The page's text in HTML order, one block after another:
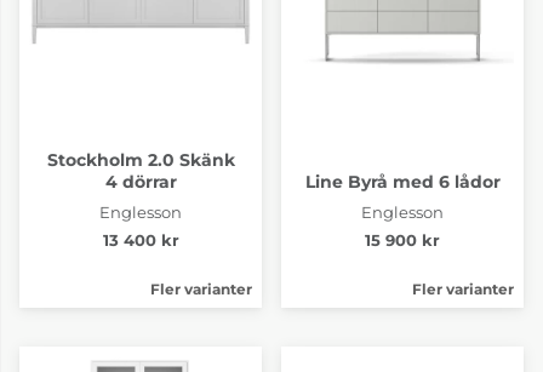
Stockholm 2.0 Skänk
4 dörrar
Englesson
13 400 kr
Fler varianter
Line Byrå med 6 lådor
Englesson
15 900 kr
Fler varianter